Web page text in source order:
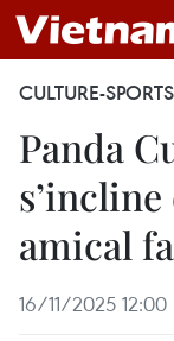
CULTURE-SPORTS
Panda
s’incline
amical
16/11/2025 12:00